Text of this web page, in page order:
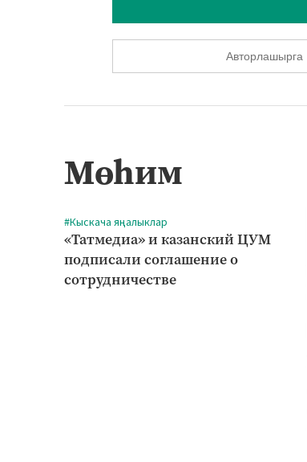
Авторлашырга
Мөһим
#Кыскача яңалыклар
«Татмедиа» и казанский ЦУМ
подписали соглашение о
сотрудничестве